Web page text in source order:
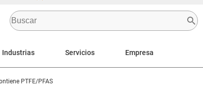
Industrias Servicios Empresa
PTFE/PFAS